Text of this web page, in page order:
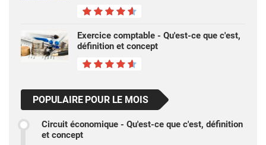
Exercice comptable - Qu'est-ce que c'est,
définition et concept
POPULAIRE POUR LE MOIS
Circuit économique - Qu'est-ce que c'est, définition
et concept